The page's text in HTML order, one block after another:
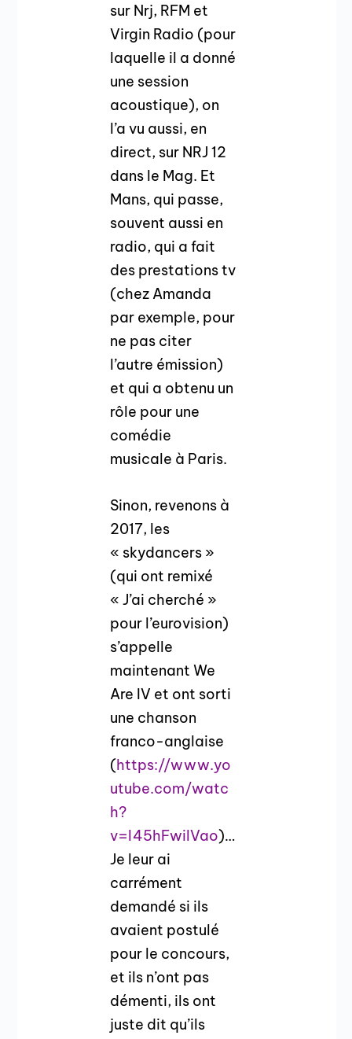
sur Nrj, RFM et
Virgin Radio (pour
laquelle il a donné
une session
acoustique), on
l’a vu aussi, en
direct, sur NRJ 12
dans le Mag. Et
Mans, qui passe,
souvent aussi en
radio, qui a fait
des prestations tv
(chez Amanda
par exemple, pour
ne pas citer
l’autre émission)
et qui a obtenu un
rôle pour une
comédie
musicale à Paris.
Sinon, revenons à
2017, les
« skydancers »
(qui ont remixé
« J’ai cherché »
pour l’eurovision)
s’appelle
maintenant We
Are IV et ont sorti
une chanson
franco-anglaise
(https://www.yo
utube.com/watc
h?
v=I45hFwilVao)…
Je leur ai
carrément
demandé si ils
avaient postulé
pour le concours,
et ils n’ont pas
démenti, ils ont
juste dit qu’ils